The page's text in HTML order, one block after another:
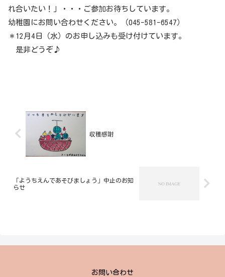
れ合いたい！」・・・ご参加お待ちしています。
幼稚園にお問い合わせください。（045-581-6547）
＊12月4日（水）のお申し込みも受け付けています。
是非どうぞ♪
収穫感謝
「ようちえんであそびましょう」中止のお知
らせ
お問い合わせ